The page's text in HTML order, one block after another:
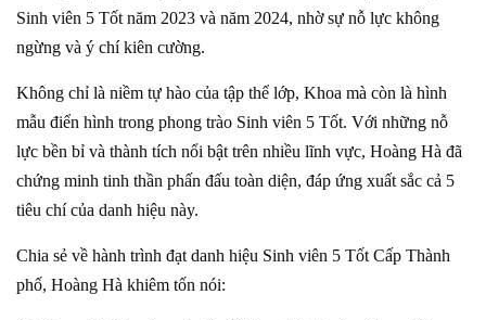
Sinh viên 5 Tốt năm 2023 và năm 2024, nhờ sự nỗ lực không
ngừng và ý chí kiên cường.
Không chỉ là niềm tự hào của tập thể lớp, Khoa mà còn là hình
mẫu điển hình trong phong trào Sinh viên 5 Tốt. Với những nỗ
lực bền bỉ và thành tích nổi bật trên nhiều lĩnh vực, Hoàng Hà đã
chứng minh tinh thần phấn đấu toàn diện, đáp ứng xuất sắc cả 5
tiêu chí của danh hiệu này.
Chia sẻ về hành trình đạt danh hiệu Sinh viên 5 Tốt Cấp Thành
phố, Hoàng Hà khiêm tốn nói: